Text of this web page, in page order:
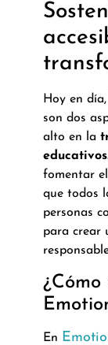
Hoy en
son dos
alto en la
educativos
fomentar
que todos
personas
para crear
En